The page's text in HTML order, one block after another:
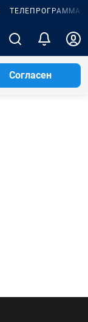
ТЕЛЕПРОГРАММА
Согласен